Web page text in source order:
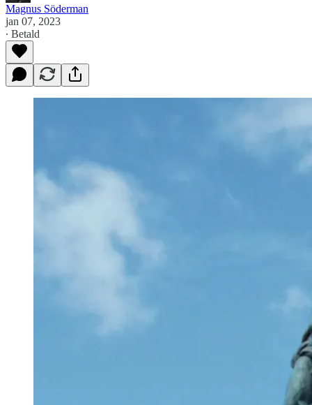
Magnus Söderman
jan 07, 2023
∙ Betald